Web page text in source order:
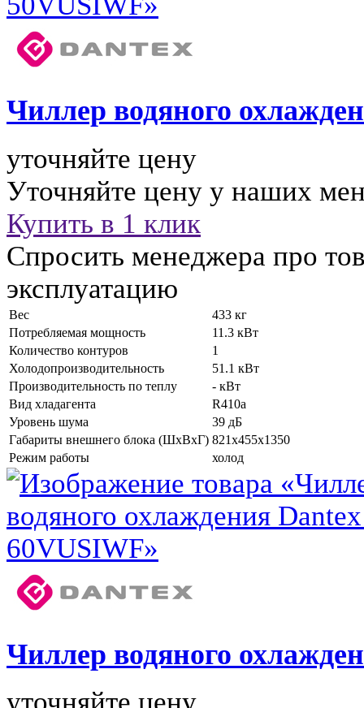
Чиллер водяного
уточняйте цену
Уточняйте цену у наших
Купить в 1 клик
Спросить менеджера про
эксплуатацию
Вес
433 кг
Потребляемая мощность
11.3 кВт
Количество контуров
1
Холодопроизводительность
51.1 кВт
Производительность по теплу
- кВт
Вид хладагента
R410a
Уровень шума
39 дБ
Габариты внешнего блока (ШхВхГ) 821x455x1350
Режим работы
холод
Чиллер водяного